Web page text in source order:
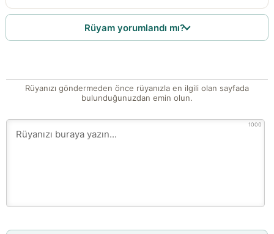
Rüyam yorumlandı mı?
Rüyanızı göndermeden önce rüyanızla en ilgili olan sayfada
bulunduğunuzdan emin olun.
1000